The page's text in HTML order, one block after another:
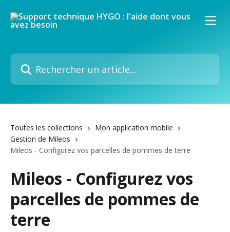
Rechercher un article...
Toutes les collections
Mon application mobile
Gestion de Mileos
Mileos - Configurez vos parcelles de pommes de terre
Mileos - Configurez vos
parcelles de pommes de
terre